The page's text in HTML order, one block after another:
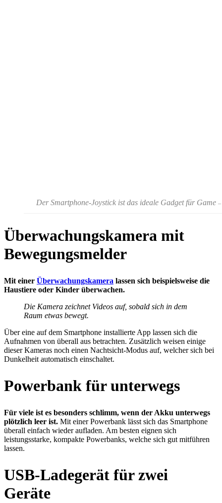
Der Smartphone-Joystick ist das ideale Gadget für Game –
Überwachungskamera mit
Bewegungsmelder
Mit einer Überwachungskamera lassen sich beispielsweise die
Haustiere oder Kinder überwachen.
Die Kamera zeichnet Videos auf, sobald sich in dem
Raum etwas bewegt.
Über eine auf dem Smartphone installierte App lassen sich die
Aufnahmen von überall aus betrachten. Zusätzlich weisen einige
dieser Kameras noch einen Nachtsicht-Modus auf, welcher sich bei
Dunkelheit automatisch einschaltet.
Powerbank für unterwegs
Für viele ist es besonders schlimm, wenn der Akku unterwegs
plötzlich leer ist. Mit einer Powerbank lässt sich das Smartphone
überall einfach wieder aufladen. Am besten eignen sich
leistungsstarke, kompakte Powerbanks, welche sich gut mitführen
lassen.
USB-Ladegerät für zwei
Geräte